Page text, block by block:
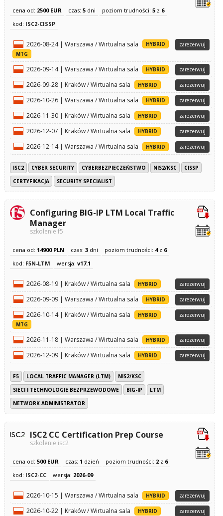
cena od: 2500 EUR czas: 5dni poziom trudności: 5z 6
kod: ISC2-CISSP
2026-08-24 | Warszawa / Wirtualna sala
HYBRID
MTG
zarezerwuj
2026-09-14 | Warszawa / Wirtualna sala HYBRID zarezerwuj
2026-09-28 | Kraków / Wirtualna sala HYBRID zarezerwuj
2026-10-26 | Warszawa / Wirtualna sala HYBRID zarezerwuj
2026-11-30 | Kraków / Wirtualna sala HYBRID zarezerwuj
2026-12-07 | Kraków / Wirtualna sala HYBRID zarezerwuj
2026-12-14 | Warszawa / Wirtualna sala HYBRID zarezerwuj
ISC2 CYBER SECURITY CYBERBEZPIECZEŃSTWO NIS2/KSC
CISSP
CERTYFIKACJA
SECURITY SPECIALIST
Configuring BIG-IP LTM Local Traffic
Manager
szkolenie f5
cena od: 14900 PLN czas: 3dni poziom trudności: 4z 6
kod: F5N-LTM wersja: v17.1
2026-08-19 | Kraków / Wirtualna sala HYBRID zarezerwuj
2026-09-09 | Warszawa / Wirtualna sala HYBRID zarezerwuj
2026-10-14 | Kraków / Wirtualna sala
HYBRID
MTG
zarezerwuj
2026-11-18 | Warszawa / Wirtualna sala HYBRID zarezerwuj
2026-12-09 | Kraków / Wirtualna sala HYBRID zarezerwuj
F5 LOCAL TRAFFIC MANAGER (LTM)
NIS2/KSC
SIECI I TECHNOLOGIE BEZPRZEWODOWE
BIG-IP
LTM
NETWORK ADMINISTRATOR
ISC2 CC Certification Prep Course
szkolenie isc2
cena od: 500 EUR czas: 1 dzień poziom trudności: 2z 6
kod: ISC2-CC wersja: 2026-09
2026-10-15 | Warszawa / Wirtualna sala HYBRID zarezerwuj
2026-10-22 | Kraków / Wirtualna sala HYBRID zarezerwuj